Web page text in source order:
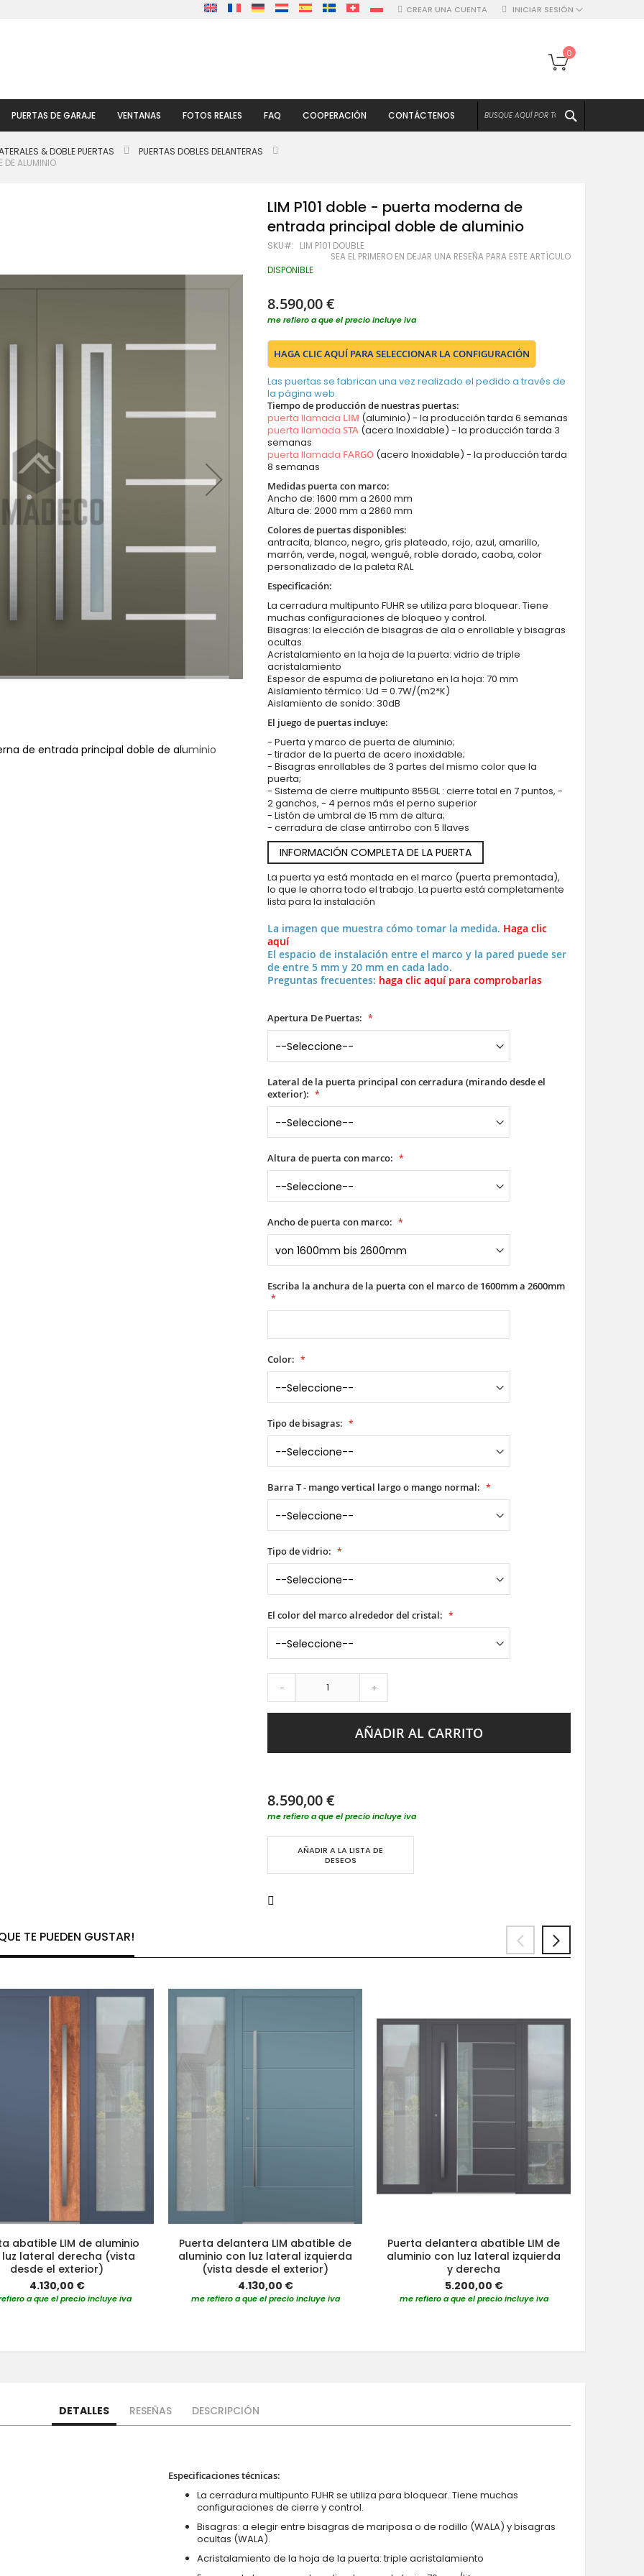
INICIAR SESIÓN
CREAR UNA CUENTA
Mi cesta
0
PUERTAS DE GARAJE VENTANAS FOTOS REALES FAQ COOPERACIÓN CONTÁCTENOS
& DOBLE PUERTAS
PUERTAS DOBLES DELANTERAS
DE ALUMINIO
de entrada principal doble de aluminio LIM P101 doble - puerta moderna de entrada principal doble
LIM P101 doble - puerta moderna de
entrada principal doble de aluminio
SKU LIM P101 DOUBLE
SEA EL PRIMERO EN DEJAR UNA RESEÑA PARA ESTE ARTÍCULO
DISPONIBLE
8.590,00 €
me refiero a que el precio incluye iva
HAGA CLIC AQUÍ PARA SELECCIONAR LA CONFIGURACIÓN
Las puertas se fabrican una vez realizado el pedido a través de
la página web.
Tiempo de producción de nuestras puertas:
puerta llamada LIM (aluminio) - la producción tarda 6 semanas
puerta llamadaSTA (acero Inoxidable) - la producción tarda 3
semanas
puerta llamada FARGO (acero Inoxidable) - la producción tarda
8 semanas
Medidas puerta con marco:
Ancho de: 1600 mm a 2600 mm
Altura de: 2000 mm a 2860 mm
Colores de puertas disponibles:
antracita, blanco, negro, gris plateado, rojo, azul, amarillo,
marrón, verde, nogal, wengué, roble dorado, caoba, color
personalizado de la paleta RAL
Especificación:
La cerradura multipunto FUHR se utiliza para bloquear. Tiene
muchas configuraciones de bloqueo y control.
Bisagras: la elección de bisagras de ala o enrollable y bisagras
ocultas.
Acristalamiento en la hoja de la puerta: vidrio de triple
acristalamiento
Espesor de espuma de poliuretano en la hoja: 70 mm
Aislamiento térmico: Ud = 0.7W/(m2*K)
Aislamiento de sonido: 30dB
El juego de puertas incluye:
- Puerta y marco de puerta de aluminio;
- tirador de la puerta de acero inoxidable;
- Bisagras enrollables de 3 partes del mismo color que la
puerta;
- Sistema de cierre multipunto 855GL : cierre total en 7 puntos, -
2 ganchos, - 4 pernos más el perno superior
- Listón de umbral de 15 mm de altura;
- cerradura de clase antirrobo con 5 llaves
INFORMACIÓN COMPLETA DE LA PUERTA
La puerta ya está montada en el marco (puerta premontada),
lo que le ahorra todo el trabajo. La puerta está completamente
lista para la instalación
La imagen que muestra cómo tomar la medida. Haga clic
aquí
El espacio de instalación entre el marco y la pared puede ser
de entre 5 mm y 20 mm en cada lado.
Preguntas frecuentes: haga clic aquí para comprobarlas
Apertura De Puertas:
Lateral de la puerta principal con cerradura (mirando desde el
exterior):
Altura de puerta con marco:
Ancho de puerta con marco:
Escriba la anchura de la puerta con el marco de 1600mm a 2600mm
Color:
Tipo de bisagras:
Barra T - mango vertical largo o mango normal:
Tipo de vidrio:
El color del marco alrededor del cristal:
- +
AÑADIR AL CARRITO
8.590,00 €
me refiero a que el precio incluye iva
AÑADIR A LA LISTA DE
DESEOS
TE PUEDEN GUSTAR!
abatible LIM de aluminio
luz lateral derecha (vista
desde el exterior)
4.130,00 €
a que el precio incluye iva
Puerta delantera LIM abatible de
aluminio con luz lateral izquierda
(vista desde el exterior)
4.130,00 €
me refiero a que el precio incluye iva
Puerta delantera abatible LIM de
aluminio con luz lateral izquierda
y derecha
5.200,00 €
me refiero a que el precio incluye iva
DETALLES
Especificaciones técnicas:
La cerradura multipunto FUHR se utiliza para bloquear. Tiene muchas
configuraciones de cierre y control.
Bisagras: a elegir entre bisagras de mariposa o de rodillo (WALA) y bisagras
ocultas (WALA).
Acristalamiento de la hoja de la puerta: triple acristalamiento
RESEÑAS DESCRIPCIÓN